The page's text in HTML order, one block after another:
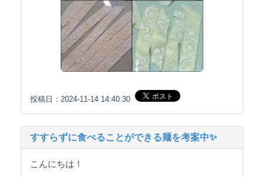
投稿日：2024-11-14 14:40:30
すすらずに食べることができる麺を考案中✨
こんにちは！